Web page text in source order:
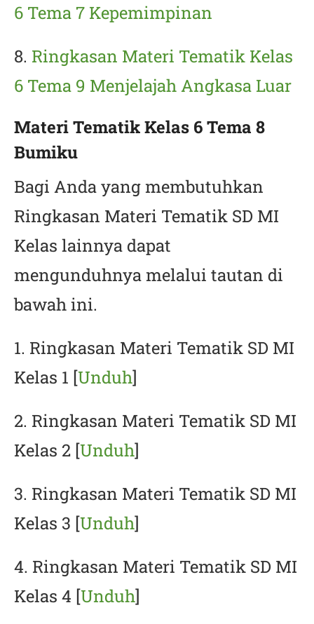
6 Tema 7 Kepemimpinan
8. Ringkasan Materi Tematik Kelas
6 Tema 9 Menjelajah Angkasa Luar
Materi Tematik Kelas 6 Tema 8
Bumiku
Bagi Anda yang membutuhkan
Ringkasan Materi Tematik SD MI
Kelas lainnya dapat
mengunduhnya melalui tautan di
bawah ini.
1. Ringkasan Materi Tematik SD MI
Kelas 1 [Unduh]
2. Ringkasan Materi Tematik SD MI
Kelas 2 [Unduh]
3. Ringkasan Materi Tematik SD MI
Kelas 3 [Unduh]
4. Ringkasan Materi Tematik SD MI
Kelas 4 [Unduh]